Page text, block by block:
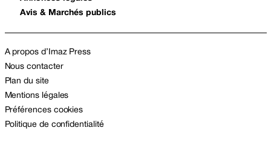
Avis & Marchés publics
A propos d’Imaz Press
Nous contacter
Plan du site
Mentions légales
Préférences cookies
Politique de confidentialité